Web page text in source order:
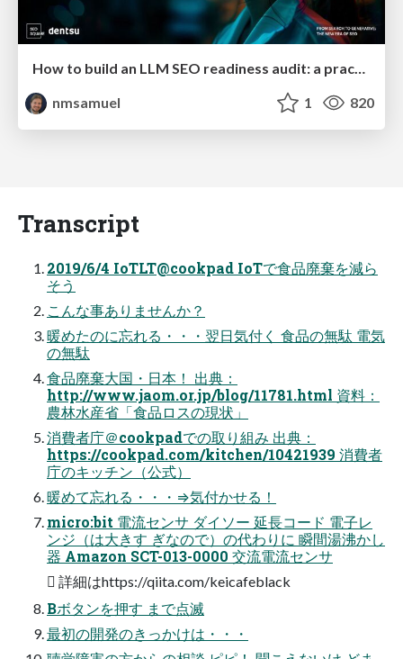
nmsamuel
1 820
Transcript
2019/6/4 IoTLT@cookpad IoTで食品廃棄を減ら
そう
こんな事ありませんか？
暖めたのに忘れる・・・翌日気付く 食品の無駄 電気
の無駄
食品廃棄大国・日本！ 出典：
http://www.jaom.or.jp/blog/11781.html 資料：
農林水産省「食品ロスの現状」
消費者庁＠cookpadでの取り組み 出典：
https://cookpad.com/kitchen/10421939 消費者
庁のキッチン（公式）
暖めて忘れる・・・⇒気付かせる！
micro:bit 電流センサ ダイソー 延長コード 電子レ
ンジ（は大きす ぎなので）の代わりに 瞬間湯沸かし
器 Amazon SCT-013-0000 交流電流センサ
 詳細はhttps://qiita.com/keicafeblack
Bボタンを押す まで点滅
最初の開発のきっかけは・・・